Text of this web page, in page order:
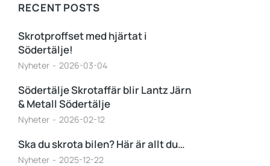
RECENT POSTS
Skrotproffset med hjärtat i
Södertälje!
Nyheter 2026-03-04
Södertälje Skrotaffär blir Lantz Järn
& Metall Södertälje
Nyheter 2026-02-12
Ska du skrota bilen? Här är allt du…
Nyheter 2025-12-22